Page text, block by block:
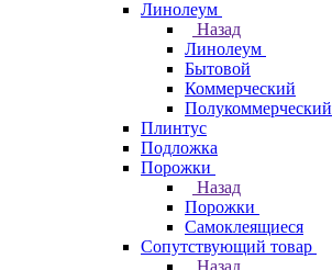
Линолеум
Назад
Линолеум
Бытовой
Коммерческий
Полукоммерческий
Плинтус
Подложка
Порожки
Назад
Порожки
Самоклеящиеся
Сопутствующий товар
Назад